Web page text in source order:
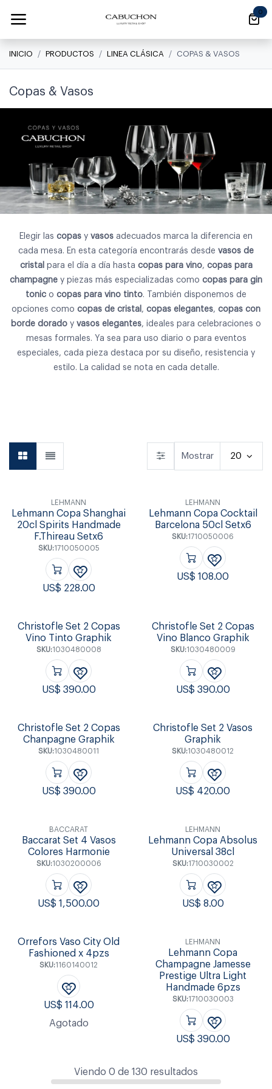
0
INICIO PRODUCTOS LINEA CLÁSICA COPAS & VASOS
Copas & Vasos
Elegir las copas y vasos adecuados marca la diferencia en
cada mesa. En esta categoría encontrarás desde vasos de
cristal para el día a día hasta copas para vino, copas para
champagne y piezas más especializadas como copas para gin
tonic o copas para vino tinto. También disponemos de
opciones como copas de cristal , copas elegantes, copas con
borde dorado y vasos elegantes, ideales para celebraciones o
mesas formales. Ya sea para uso diario o para eventos
especiales, cada pieza destaca por su diseño, resistencia y
estilo. La calidad se nota en cada detalle.
Mostrar 20
LEHMANN
Lehmann Copa Shanghai
20cl Spirits Handmade
F.Thireau Setx6
SKU:1710050005
US$ 228.00
LEHMANN
Lehmann Copa Cocktail
Barcelona 50cl Setx6
SKU:1710050006
US$108.00
Christofle Set 2 Copas
Vino Tinto Graphik
SKU:1030480008
US$ 390.00
Christofle Set 2 Copas
Vino Blanco Graphik
SKU:1030480009
US$ 390.00
Christofle Set 2 Copas
Chanpagne Graphik
SKU:1030480011
US$ 390.00
Christofle Set 2 Vasos
Graphik
SKU:1030480012
US$ 420.00
BACCARAT
Baccarat Set 4 Vasos
Colores Harmonie
SKU:1030200006
US$1,500.00
LEHMANN
Lehmann Copa Absolus
Universal 38cl
SKU:1710030002
US$ 8.00
Orrefors Vaso City Old
Fashioned x 4pzs
SKU:1160140012
US$ 114.00
Agotado
LEHMANN
Lehmann Copa
Champagne Jamesse
Prestige Ultra Light
Handmade 6pzs
SKU:1710030003
US$ 390.00
Viendo 0 de 130 resultados